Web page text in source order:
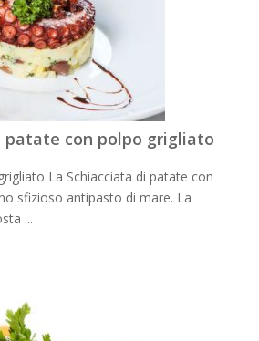
patate con polpo grigliato
La Schiacciata di patate con
sfizioso antipasto di mare. La
...